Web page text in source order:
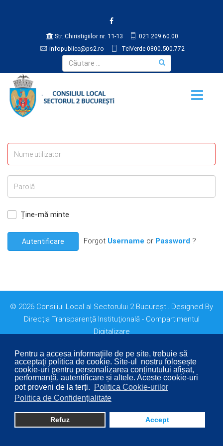
Pentru a accesa informaţiile de pe site, trebuie să
acceptaţi politica de cookie. Site-ul nostru folosește
cookie-uri pentru personalizarea conținutului afișat,
performanță, autentificare și altele. Aceste cookie-uri
pot proveni de la terți.
Politica Cookie-urilor
Politica de Confidențialitate
Refuz Accept
Str. Chiristigiilor nr. 11-13
021.209.60.00
infopublice@ps2.ro
TelVerde 0800.500.772
Ține-mă minte
Autentificare Forgot Username or Password ?
© 2026 Consiliul Local al Sectorului 2 București. Designed By
Direcţia Transparenţă Instituţională - Compartimentul
Digitalizare